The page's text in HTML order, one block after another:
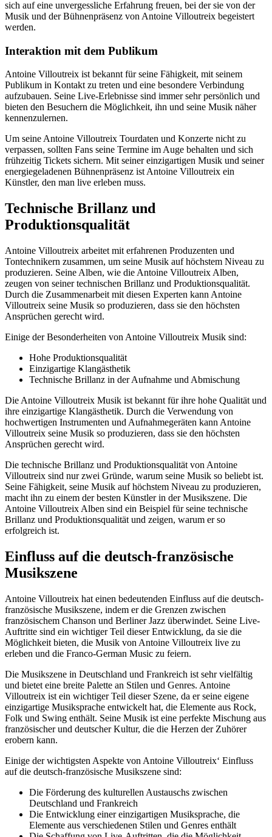
sich auf eine unvergessliche Erfahrung freuen, bei der sie von der
Musik und der Bühnenpräsenz von Antoine Villoutreix begeistert
werden.
Interaktion mit dem Publikum
Antoine Villoutreix ist bekannt für seine Fähigkeit, mit seinem
Publikum in Kontakt zu treten und eine besondere Verbindung
aufzubauen. Seine Live-Erlebnisse sind immer sehr persönlich und
bieten den Besuchern die Möglichkeit, ihn und seine Musik näher
kennenzulernen.
Um seine Antoine Villoutreix Tourdaten und Konzerte nicht zu
verpassen, sollten Fans seine Termine im Auge behalten und sich
frühzeitig Tickets sichern. Mit seiner einzigartigen Musik und seiner
energiegeladenen Bühnenpräsenz ist Antoine Villoutreix ein
Künstler, den man live erleben muss.
Technische Brillanz und
Produktionsqualität
Antoine Villoutreix arbeitet mit erfahrenen Produzenten und
Tontechnikern zusammen, um seine Musik auf höchstem Niveau zu
produzieren. Seine Alben, wie die Antoine Villoutreix Alben,
zeugen von seiner technischen Brillanz und Produktionsqualität.
Durch die Zusammenarbeit mit diesen Experten kann Antoine
Villoutreix seine Musik so produzieren, dass sie den höchsten
Ansprüchen gerecht wird.
Einige der Besonderheiten von Antoine Villoutreix Musik sind:
Hohe Produktionsqualität
Einzigartige Klangästhetik
Technische Brillanz in der Aufnahme und Abmischung
Die Antoine Villoutreix Musik ist bekannt für ihre hohe Qualität und
ihre einzigartige Klangästhetik. Durch die Verwendung von
hochwertigen Instrumenten und Aufnahmegeräten kann Antoine
Villoutreix seine Musik so produzieren, dass sie den höchsten
Ansprüchen gerecht wird.
Die technische Brillanz und Produktionsqualität von Antoine
Villoutreix sind nur zwei Gründe, warum seine Musik so beliebt ist.
Seine Fähigkeit, seine Musik auf höchstem Niveau zu produzieren,
macht ihn zu einem der besten Künstler in der Musikszene. Die
Antoine Villoutreix Alben sind ein Beispiel für seine technische
Brillanz und Produktionsqualität und zeigen, warum er so
erfolgreich ist.
Einfluss auf die deutsch-französische
Musikszene
Antoine Villoutreix hat einen bedeutenden Einfluss auf die deutsch-
französische Musikszene, indem er die Grenzen zwischen
französischem Chanson und Berliner Jazz überwindet. Seine Live-
Auftritte sind ein wichtiger Teil dieser Entwicklung, da sie die
Möglichkeit bieten, die Musik von Antoine Villoutreix live zu
erleben und die Franco-German Music zu feiern.
Die Musikszene in Deutschland und Frankreich ist sehr vielfältig
und bietet eine breite Palette an Stilen und Genres. Antoine
Villoutreix ist ein wichtiger Teil dieser Szene, da er seine eigene
einzigartige Musiksprache entwickelt hat, die Elemente aus Rock,
Folk und Swing enthält. Seine Musik ist eine perfekte Mischung aus
französischer und deutscher Kultur, die die Herzen der Zuhörer
erobern kann.
Einige der wichtigsten Aspekte von Antoine Villoutreix‘ Einfluss
auf die deutsch-französische Musikszene sind:
Die Förderung des kulturellen Austauschs zwischen
Deutschland und Frankreich
Die Entwicklung einer einzigartigen Musiksprache, die
Elemente aus verschiedenen Stilen und Genres enthält